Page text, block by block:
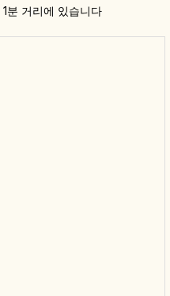
분 거리에 있습니다